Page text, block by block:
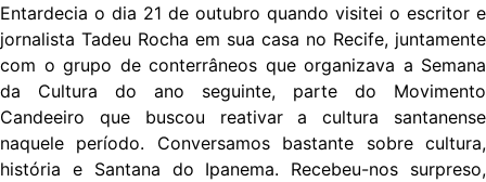
Entardecia o dia 21 de outubro quando visitei o escritor e
jornalista Tadeu Rocha em sua casa no Recife, juntamente
com o grupo de conterrâneos que organizava a Semana
da Cultura do ano seguinte, parte do Movimento
Candeeiro que buscou reativar a cultura santanense
naquele período. Conversamos bastante sobre cultura,
história e Santana do Ipanema. Recebeu-nos surpreso,